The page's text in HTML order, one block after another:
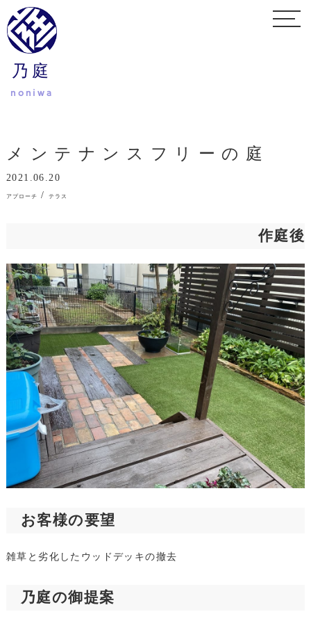
乃庭
noniwa
メンテナンスフリーの庭
2021.06.20
アプローチ /テラス
作庭後
お客様の要望
雑草と劣化したウッドデッキの撤去
乃庭の御提案